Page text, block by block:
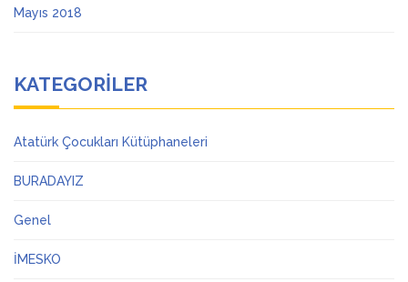
Mayıs 2018
KATEGORILER
Atatürk Çocukları Kütüphaneleri
BURADAYIZ
Genel
İMESKO